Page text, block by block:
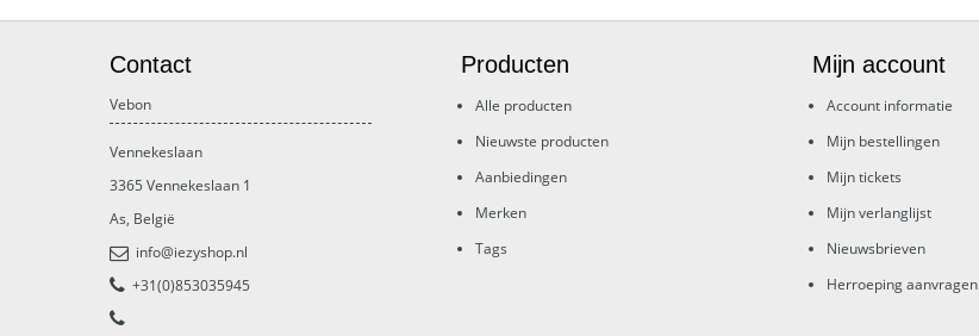
Contact
Vebon
Vennekeslaan
3365 Vennekeslaan 1
As, België
info@iezyshop.nl
+31(0)853035945
Producten
Alle producten
Nieuwste producten
Aanbiedingen
Merken
Tags
Mijn account
Account informatie
Mijn bestellingen
Mijn tickets
Mijn verlanglijst
Nieuwsbrieven
Herroeping aanvragen